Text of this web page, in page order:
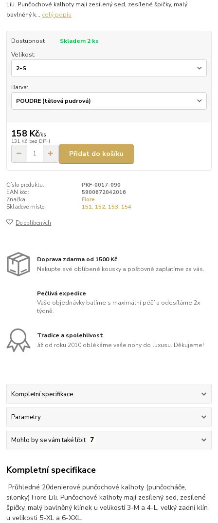
Lili. Punčochové kalhoty mají zesílený sed, zesílené špičky, malý
bavlněný k... celý popis
Dostupnost
Skladem 2 ks
Velikost:
Barva:
158 Kč/ks
131 Kč bez DPH
Přidat do košíku
Číslo produktu:
PKF-0017-090
EAN kód:
5900672042016
Značka:
Fiore
Skladové místo:
151, 152, 153, 154
Do oblíbených
Doprava zdarma od 1500 Kč
Nakupte své oblíbené kousky a poštovné zaplatíme za vás.
Pečlivá expedice
Vaše objednávky balíme s maximální péčí a odesíláme 2x
týdně.
Tradice a spolehlivost
Již od roku 2010 oblékáme vaše nohy do luxusu. Děkujeme!
Kompletní specifikace
Parametry
Mohlo by se vám také líbit 7
Kompletní specifikace
Průhledné 20denierové punčochové kalhoty (punčocháče,
silonky) Fiore Lili. Punčochové kalhoty mají zesílený sed, zesílené
špičky, malý bavlněný klínek u velikostí 3-M a 4-L, velký zadní klín
u velikosti 5-XL a 6-XXL.